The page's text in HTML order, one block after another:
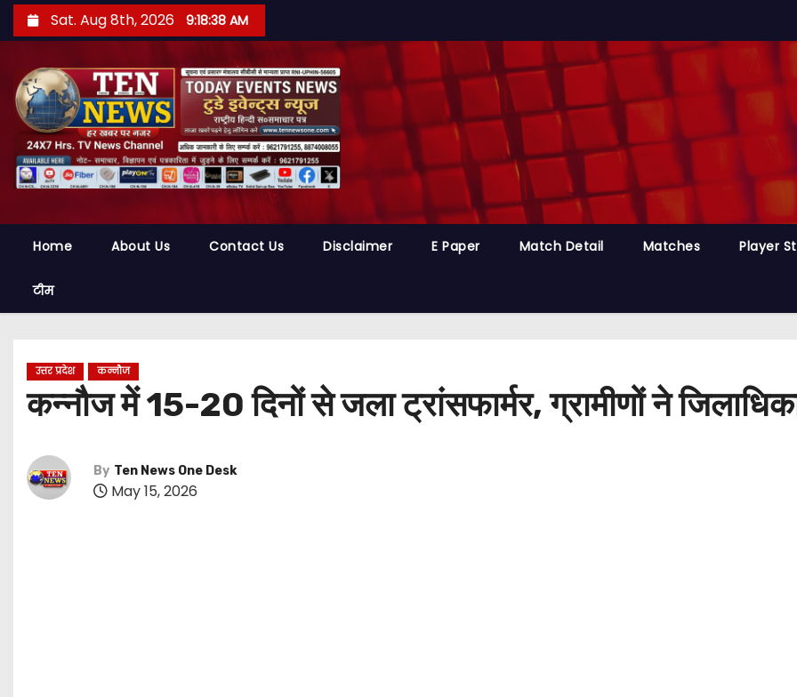
k
t
Sat. Aug 8th, 2026 9:18:40 AM
Home About Us Contact Us Disclaimer E Paper Match Detail Matches Player
टीम
उत्तर प्रदेश कन्नौज
कन्नौज में 15-20 दिनों से जला ट्रांसफार्मर, ग्रामीणों ने
By Ten News One Desk
May 15, 2026